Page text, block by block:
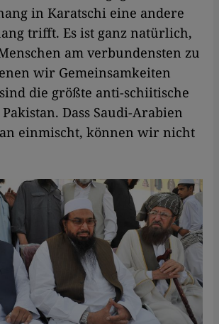
in Karatschi eine andere
trifft. Es ist ganz natürlich,
am verbundensten zu
wir Gemeinsamkeiten
die größte anti-schiitische
Dass Saudi-Arabien
einmischt, können wir nicht